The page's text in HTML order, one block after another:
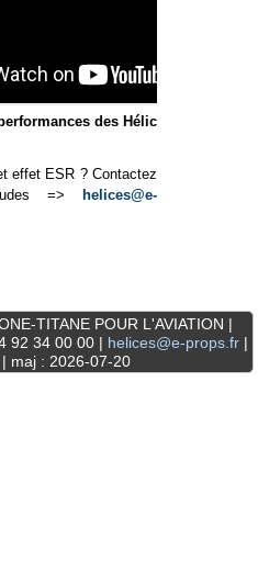
des Hélices E-PROPS
effet ESR ? Contactez
=> helices@e-
TITANE POUR L'AVIATION |
92 34 00 00 | helices@e-props.fr|
maj : 2026-07-20